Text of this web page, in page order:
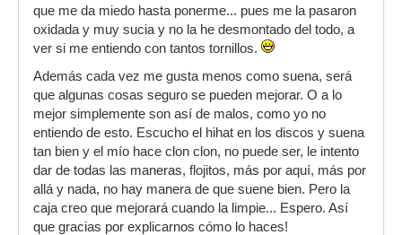
que me da miedo hasta ponerme... pues me la pasaron
oxidada y muy sucia y no la he desmontado del todo, a
ver si me entiendo con tantos tornillos.
Además cada vez me gusta menos como suena, será
que algunas cosas seguro se pueden mejorar. O a lo
mejor simplemente son así de malos, como yo no
entiendo de esto. Escucho el hihat en los discos y suena
tan bien y el mío hace clon clon, no puede ser, le intento
dar de todas las maneras, flojitos, más por aquí, más por
allá y nada, no hay manera de que suene bien. Pero la
caja creo que mejorará cuando la limpie... Espero. Así
que gracias por explicarnos cómo lo haces!